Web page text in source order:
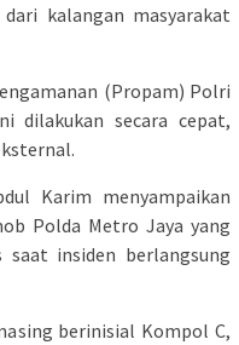
kalangan masyarakat
(Propam) Polri
dilakukan secara cepat,
Karim menyampaikan
Polda Metro Jaya yang
insiden berlangsung
berinisial Kompol C,